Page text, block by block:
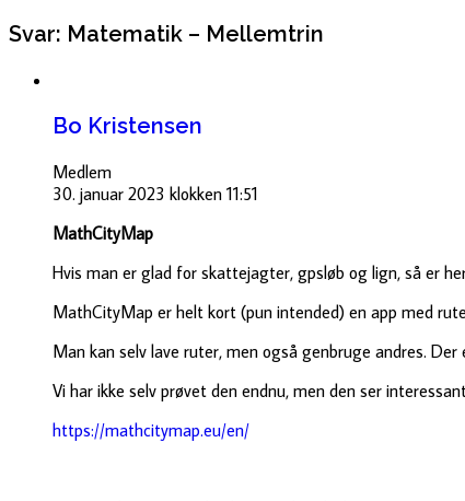
Svar: Matematik – Mellemtrin
Bo Kristensen
Medlem
30. januar 2023 klokken 11:51
MathCityMap
Hvis man er glad for skattejagter, gpsløb og lign, så er
MathCityMap er helt kort (pun intended) en app med
Man kan selv lave ruter, men også genbruge andres.
Vi har ikke selv prøvet den endnu, men den ser
https://mathcitymap.eu/en/